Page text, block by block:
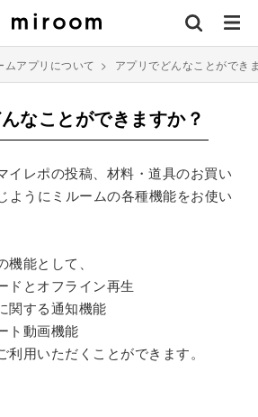
ムアプリについて > アプリでどんなことができ
なことができますか？
イレポの投稿、材料・道具のお買い
ようにミルームの各種機能をお使い
能として、
ドとオフライン再生
関する通知機能
ト動画機能
用いただくことができます。